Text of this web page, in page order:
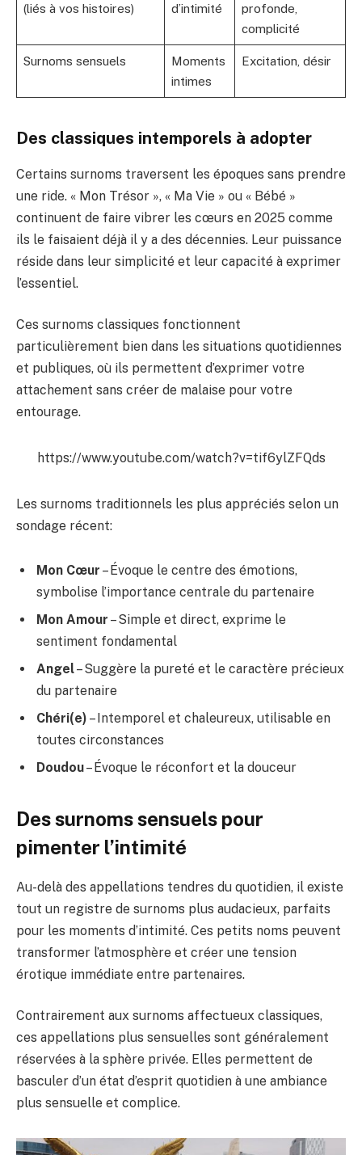
(liés à vos histoires)
d’intimité
profonde,
complicité
Surnoms sensuels
Moments
intimes
Excitation, désir
Des classiques intemporels à adopter
Certains surnoms traversent les époques sans prendre
une ride. « Mon Trésor », « Ma Vie » ou « Bébé »
continuent de faire vibrer les cœurs en 2025 comme
ils le faisaient déjà il y a des décennies. Leur puissance
réside dans leur simplicité et leur capacité à exprimer
l’essentiel.
Ces surnoms classiques fonctionnent
particulièrement bien dans les situations quotidiennes
et publiques, où ils permettent d’exprimer votre
attachement sans créer de malaise pour votre
entourage.
https://www.youtube.com/watch?v=tif6ylZFQds
Les surnoms traditionnels les plus appréciés selon un
sondage récent:
Mon Cœur – Évoque le centre des émotions,
symbolise l’importance centrale du partenaire
Mon Amour – Simple et direct, exprime le
sentiment fondamental
Angel– Suggère la pureté et le caractère précieux
du partenaire
Chéri(e) – Intemporel et chaleureux, utilisable en
toutes circonstances
Doudou– Évoque le réconfort et la douceur
Des surnoms sensuels pour
pimenter l’intimité
Au-delà des appellations tendres du quotidien, il existe
tout un registre de surnoms plus audacieux, parfaits
pour les moments d’intimité. Ces petits noms peuvent
transformer l’atmosphère et créer une tension
érotique immédiate entre partenaires.
Contrairement aux surnoms affectueux classiques,
ces appellations plus sensuelles sont généralement
réservées à la sphère privée. Elles permettent de
basculer d’un état d’esprit quotidien à une ambiance
plus sensuelle et complice.